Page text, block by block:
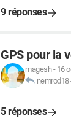
9 réponses
GPS pour la
magesh- 16
nemrod18
5 réponses